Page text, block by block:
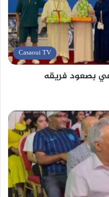
Casaoui TV
بصعود فريقه